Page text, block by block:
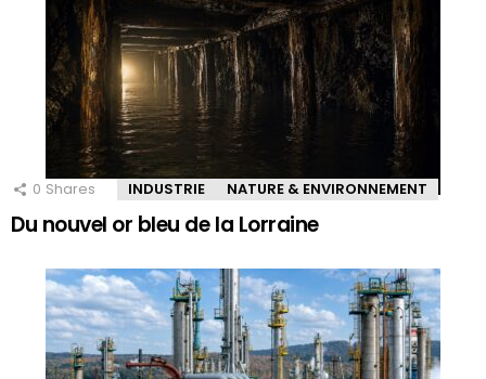
0 Shares INDUSTRIE NATURE & ENVIRONNEMENT
Du nouvel or bleu de la Lorraine